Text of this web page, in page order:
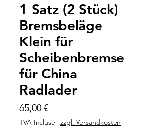
1 Satz (2 Stück)
Bremsbeläge
Klein für
Scheibenbremse
für China
Radlader
65,00 €Prix
TVA Incluse | zzgl. Versandkosten